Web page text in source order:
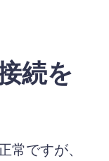
続を
常ですが、